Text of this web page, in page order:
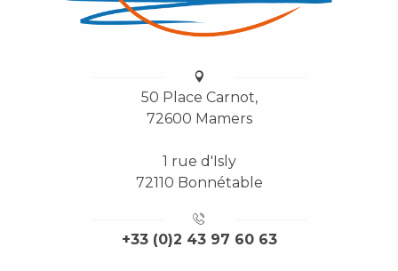
50 Place Carnot,
72600 Mamers
1 rue d'Isly
72110 Bonnétable
+33 (0)2 43 97 60 63